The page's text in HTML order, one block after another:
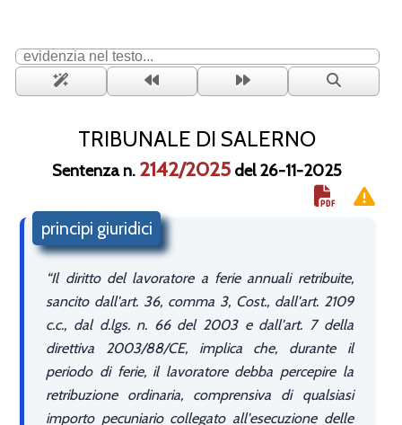
TRIBUNALE DI SALERNO
Sentenza n. 2142/2025 del 26-11-2025
principi giuridici
Il diritto del lavoratore a ferie annuali retribuite,
sancito dall'art. 36, comma 3, Cost., dall'art. 2109
c.c., dal d.lgs. n. 66 del 2003 e dall'art. 7 della
direttiva 2003/88/CE, implica che, durante il
periodo di ferie, il lavoratore debba percepire la
retribuzione ordinaria, comprensiva di qualsiasi
importo pecuniario collegato all'esecuzione delle